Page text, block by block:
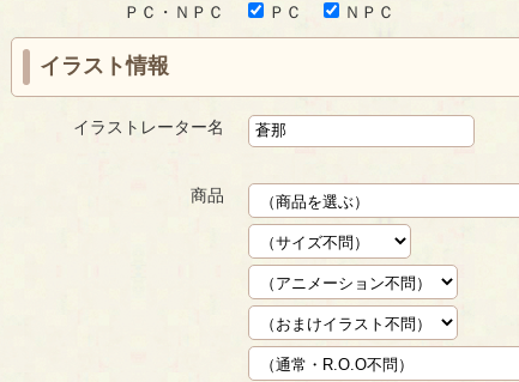
ＰＣ・ＮＰＣ ＰＣ ＮＰＣ
イラスト情報
イラストレーター名
商品